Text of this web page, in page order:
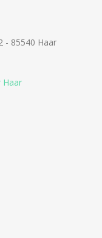
- 85540 Haar
Haar